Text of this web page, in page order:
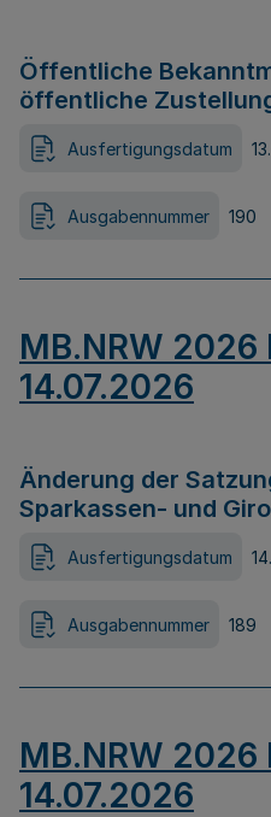
Öffentliche
öffentliche
Ausfertigungsdatum
Ausgabennummer 190
MB.NRW 2026
14.07.2026
Änderung der
Sparkassen- und
Ausfertigungsdatum
Ausgabennummer 189
MB.NRW 2026
14.07.2026